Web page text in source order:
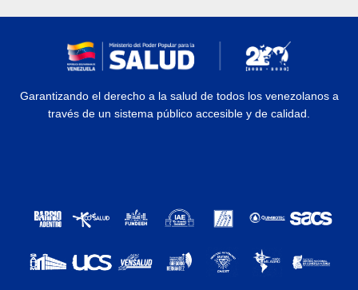
Garantizando el derecho a la salud de todos los venezolanos a
través de un sistema público accesible y de calidad.